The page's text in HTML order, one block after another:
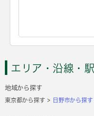
エリア・沿線・
地域から探す
東京都から探す 日野市から探す